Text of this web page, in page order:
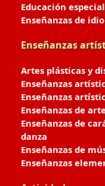
Educación especial
Enseñanzas de
Enseñanzas
Artes plásticas y
Enseñanzas
Enseñanzas
Enseñanzas de
Enseñanzas de
danza
Enseñanzas de
Enseñanzas